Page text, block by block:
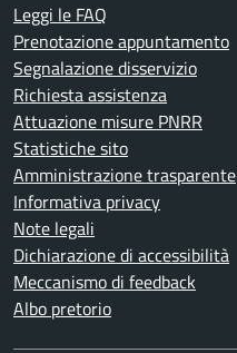
Leggi le FAQ
Prenotazione appuntamento
Segnalazione disservizio
Richiesta assistenza
Attuazione misure PNRR
Statistiche sito
Amministrazione trasparente
Informativa privacy
Note legali
Dichiarazione di accessibilità
Meccanismo di feedback
Albo pretorio